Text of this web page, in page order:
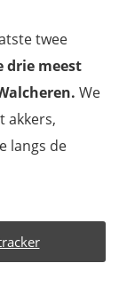
twee
drie meest
We
akkers,
langs de